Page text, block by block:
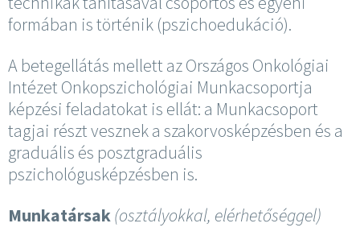
formában is történik (pszichoedukáció).
A betegellátás mellett az Országos Onkológiai
Intézet Onkopszichológiai Munkacsoportja
képzési feladatokat is ellát: a Munkacsoport
tagjai részt vesznek a szakorvosképzésben és a
graduális és posztgraduális
pszichológusképzésben is.
Munkatársak(osztályokkal, elérhetőséggel)